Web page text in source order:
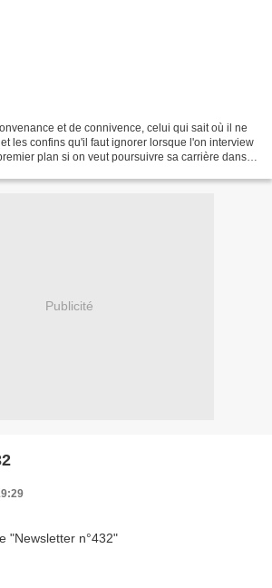
et de connivence, celui qui sait où il ne
les confins qu'il faut ignorer lorsque l'on interview
plan si on veut poursuivre sa carrière dans
Publicité